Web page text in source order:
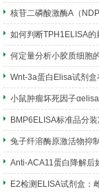
核苷二磷酸激酶A（
如何判断TPH1ELISA
何定量分析小胶质细胞
Wnt-3a蛋白Elisa试剂
小鼠肿瘤坏死因子
BMP6ELISA标准品分
兔子纤溶酶原激活物抑
Anti-ACA11蛋白降解后
E2检测ELISA试剂盒：